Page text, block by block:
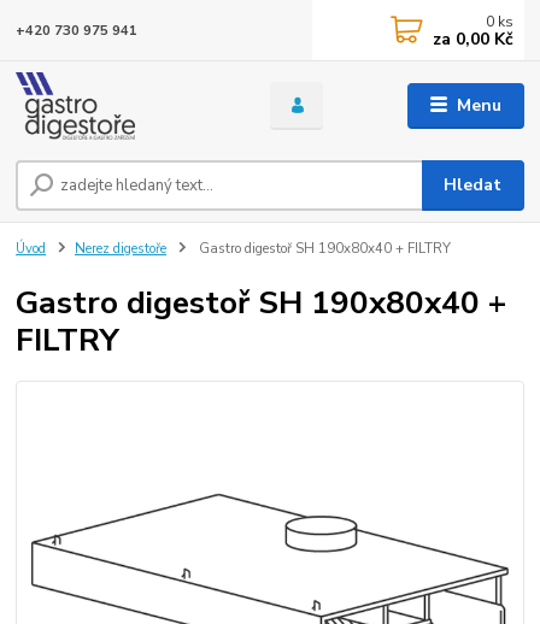
Menu
Hledat
+420 730 975 941 0 ks
za 0,00 Kč
Úvod Nerez digestoře Gastro digestoř SH 190x80x40 + FILTRY
Gastro digestoř SH 190x80x40 +
FILTRY